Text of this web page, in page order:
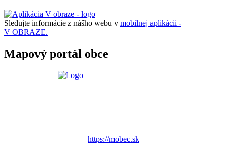
Sledujte informácie z nášho webu v mobilnej aplikácii -
V OBRAZE.
Mapový portál obce
https://mobec.sk